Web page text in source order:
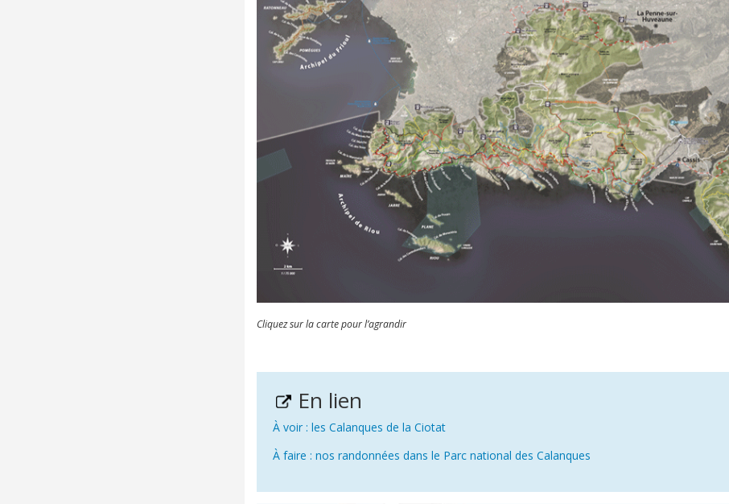
Cliquez sur la carte pour l’agrandir
En lien
À voir : les Calanques de la Ciotat
À faire : nos randonnées dans le Parc national des Calanques